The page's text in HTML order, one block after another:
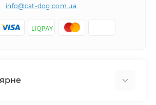
info@cat-dog.com.ua